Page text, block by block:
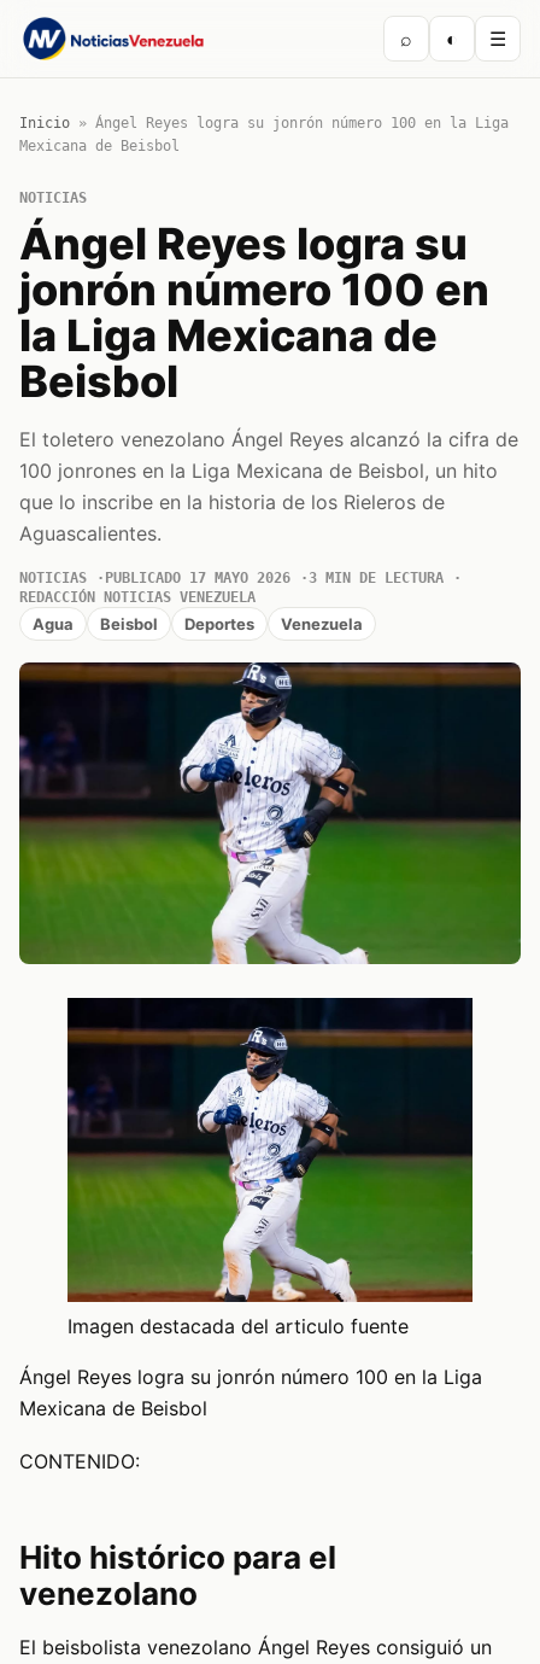
⌕ ◐ ☰
Inicio » Ángel Reyes logra su jonrón número 100 en la Liga
Mexicana de Beisbol
NOTICIAS
Ángel Reyes logra su
jonrón número 100 en
la Liga Mexicana de
Beisbol
El toletero venezolano Ángel Reyes alcanzó la cifra de
100 jonrones en la Liga Mexicana de Beisbol, un hito
que lo inscribe en la historia de los Rieleros de
Aguascalientes.
NOTICIAS PUBLICADO 17 MAYO 2026
3 MIN DE LECTURA
REDACCIÓN NOTICIAS VENEZUELA
Agua Beisbol Deportes Venezuela
Imagen destacada del articulo fuente
Ángel Reyes logra su jonrón número 100 en la Liga
Mexicana de Beisbol
CONTENIDO:
Hito histórico para el
venezolano
El beisbolista venezolano Ángel Reyes consiguió un